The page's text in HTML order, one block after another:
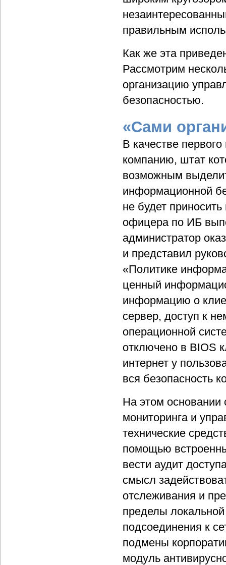
правильным
Как же эта
Рассмотрим
организацию
безопасностью.
«Сами
В качестве
компанию, штат
возможным
информационной
не будет
офицера по ИБ
администратор
и представил
«Политике
ценный
информацию о
сервер, доступ к
операционной
отключено в BIOS
интернет у
вся безопасность
На этом основании
мониторинга и
технические
помощью
вести аудит
смысл
отслеживания и
пределы
подсоединения к
подмены
модуль